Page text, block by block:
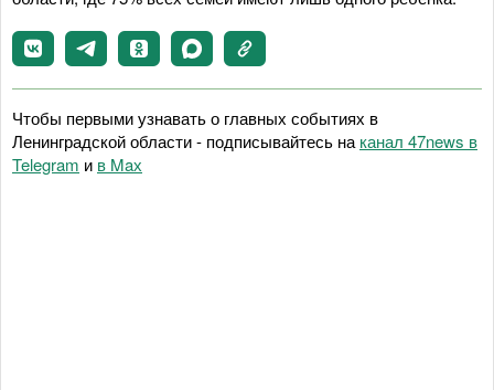
Чтобы первыми узнавать о главных событиях в
Ленинградской области - подписывайтесь на канал 47news в
Telegram и в Maх